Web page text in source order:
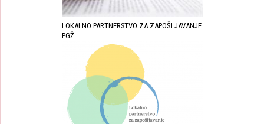
LOKALNO PARTNERSTVO ZA ZAPOŠLJAVANJE
PGŽ